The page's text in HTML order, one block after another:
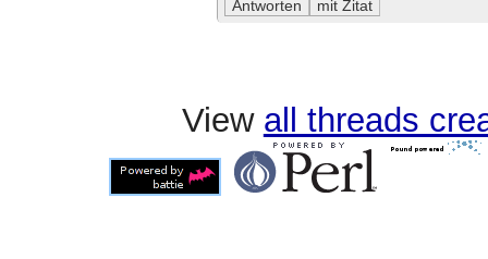
View all threads